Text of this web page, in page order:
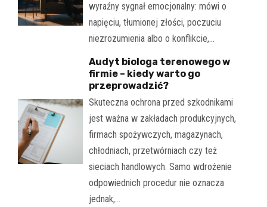
wyraźny sygnał emocjonalny: mówi o
napięciu, tłumionej złości, poczuciu
niezrozumienia albo o konflikcie,…
Audyt biologa terenowego w
firmie – kiedy warto go
przeprowadzić?
Skuteczna ochrona przed szkodnikami
jest ważna w zakładach produkcyjnych,
firmach spożywczych, magazynach,
chłodniach, przetwórniach czy też
sieciach handlowych. Samo wdrożenie
odpowiednich procedur nie oznacza
jednak,…